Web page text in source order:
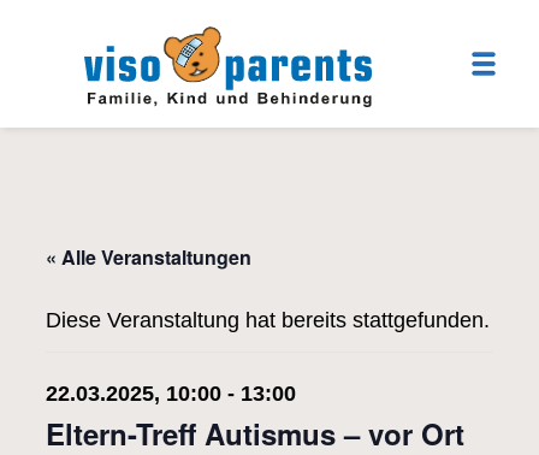
« Alle Veranstaltungen
Diese Veranstaltung hat bereits stattgefunden.
22.03.2025, 10:00 - 13:00
Eltern-Treff Autismus – vor Ort